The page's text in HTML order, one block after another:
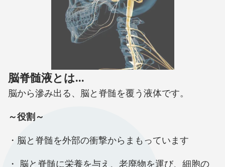
脳脊髄液とは...
脳から滲み出る、脳と脊髄を覆う液体です。
～役割～
脳と脊髄を外部の衝撃からまもっています
脳と脊髄に栄養を与え、老廃物を運び、細胞の